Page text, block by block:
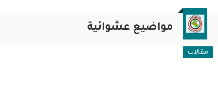
مواضيع عشوائية
مقالات